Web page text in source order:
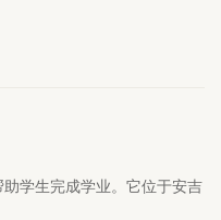
学生完成学业。它位于安吉